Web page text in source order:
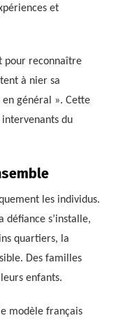
et
pour reconnaître
à nier sa
général ». Cette
du
les individus.
défiance s’installe,
quartiers, la
Des familles
enfants.
modèle français